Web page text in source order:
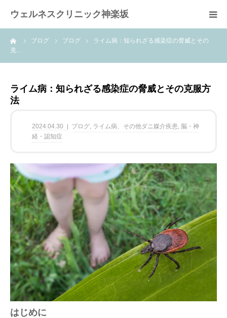
ウェルネスクリニック神楽坂
ブログ ブログ
ライム病：知られざる感染症の脅威とその
克…
ライム病：知られざる感染症の脅威とその克服方
法
2024.04.30 ブログ, ライム病、その他ダニ媒介疾患, 脳・神
経・認知症
はじめに
ホーム
治療内容
よくある質問FAQ
案内
採用